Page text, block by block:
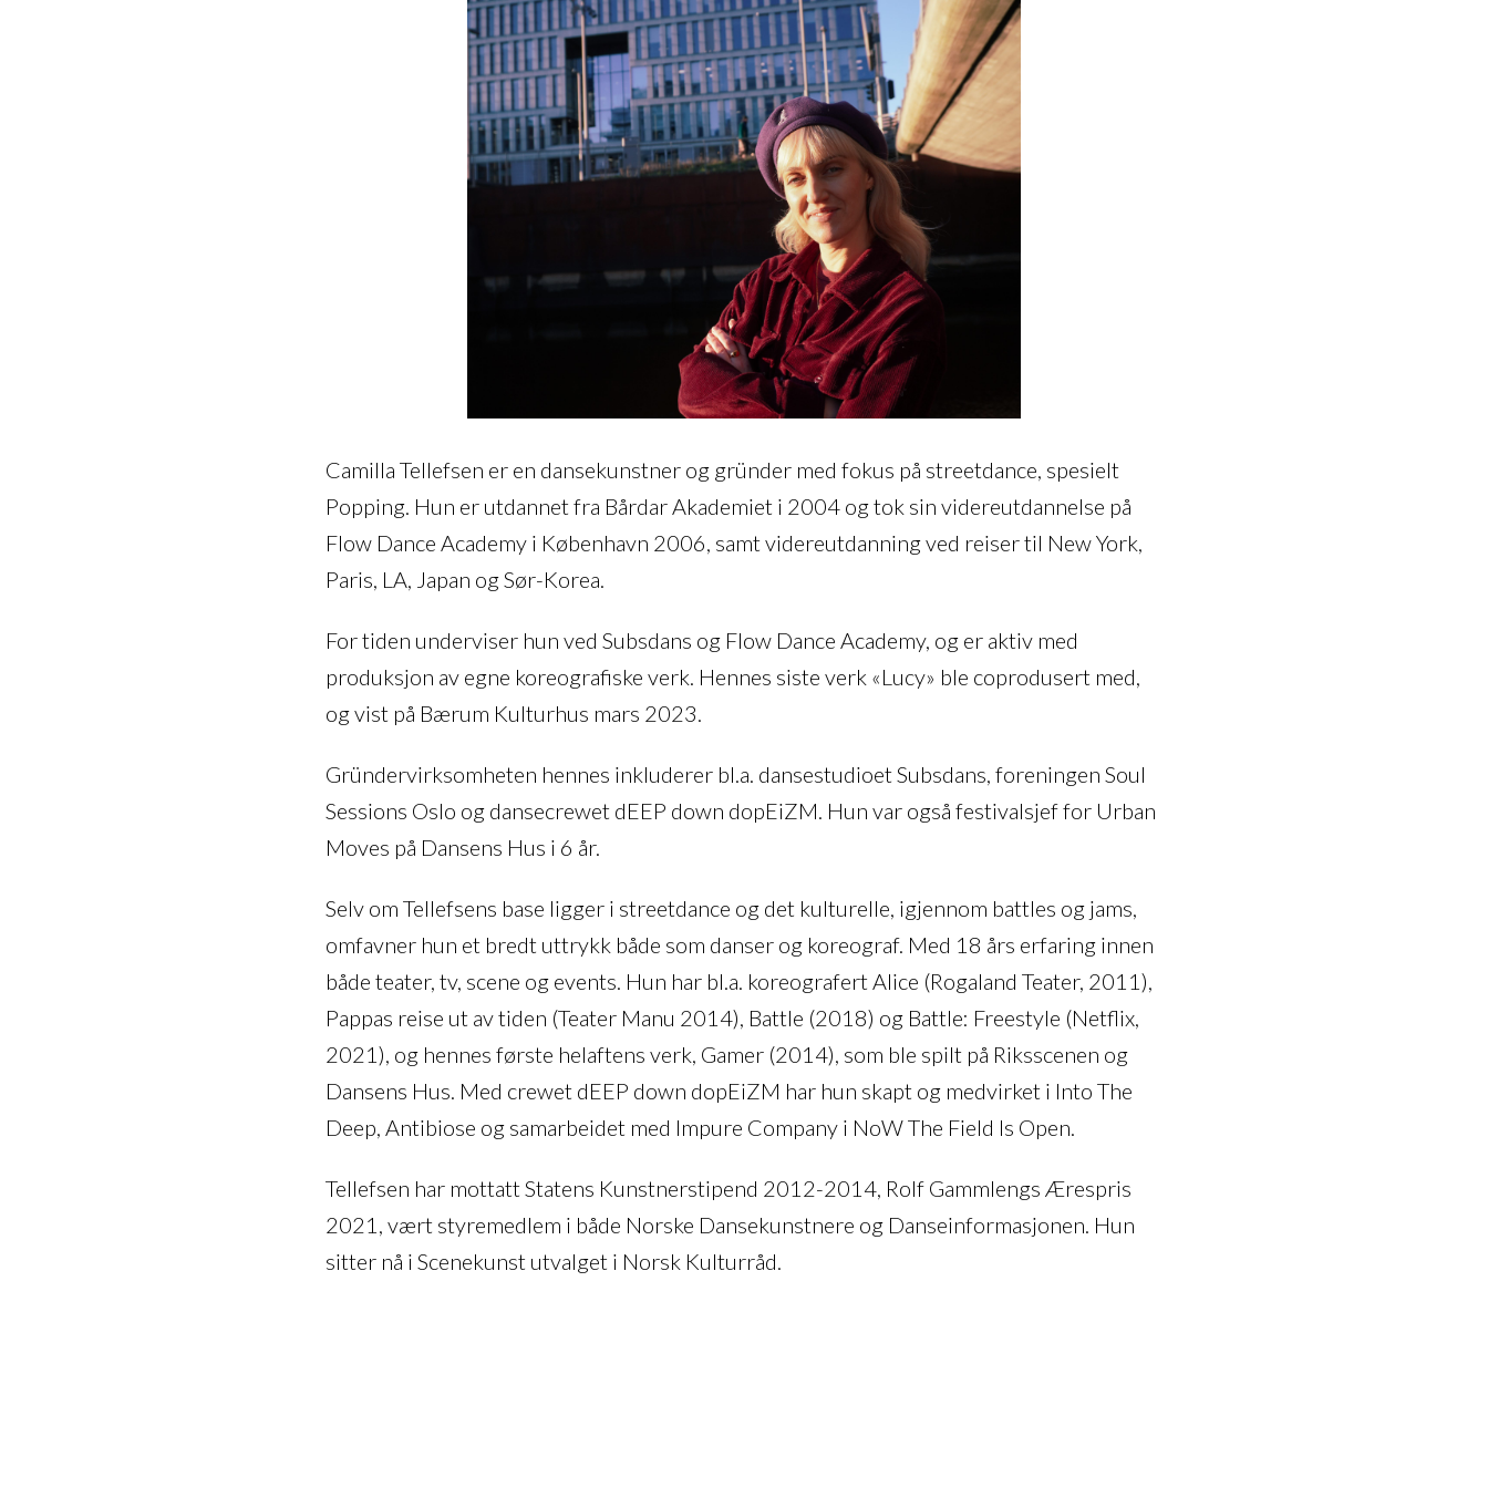
Camilla Tellefsen er en dansekunstner og gründer med fokus på streetdance, spesielt
Popping. Hun er utdannet fra Bårdar Akademiet i 2004 og tok sin videreutdannelse på
Flow Dance Academy i København 2006, samt videreutdanning ved reiser til New York,
Paris, LA, Japan og Sør-Korea.
For tiden underviser hun ved Subsdans og Flow Dance Academy, og er aktiv med
produksjon av egne koreografiske verk. Hennes siste verk «Lucy» ble coprodusert med,
og vist på Bærum Kulturhus mars 2023.
Gründervirksomheten hennes inkluderer bl.a. dansestudioet Subsdans, foreningen Soul
Sessions Oslo og dansecrewet dEEP down dopEiZM. Hun var også festivalsjef for Urban
Moves på Dansens Hus i 6 år.
Selv om Tellefsens base ligger i streetdance og det kulturelle, igjennom battles og jams,
omfavner hun et bredt uttrykk både som danser og koreograf. Med 18 års erfaring innen
både teater, tv, scene og events. Hun har bl.a. koreografert Alice (Rogaland Teater, 2011),
Pappas reise ut av tiden (Teater Manu 2014), Battle (2018) og Battle: Freestyle (Netflix,
2021), og hennes første helaftens verk, Gamer (2014), som ble spilt på Riksscenen og
Dansens Hus. Med crewet dEEP down dopEiZM har hun skapt og medvirket i Into The
Deep, Antibiose og samarbeidet med Impure Company i NoW The Field Is Open.
Tellefsen har mottatt Statens Kunstnerstipend 2012-2014, Rolf Gammlengs Ærespris
2021, vært styremedlem i både Norske Dansekunstnere og Danseinformasjonen. Hun
sitter nå i Scenekunst utvalget i Norsk Kulturråd.